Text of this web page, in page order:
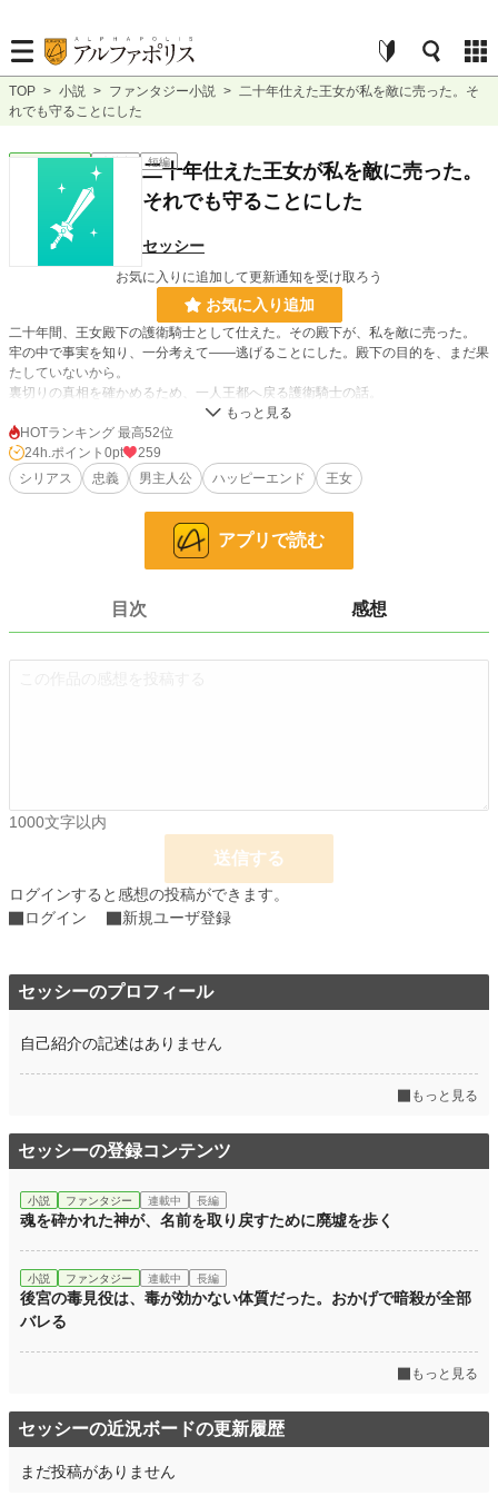
TOP > 小説 > ファンタジー小説 > 二十年仕えた王女が私を敵に売った。そ
れでも守ることにした
ファンタジー 連載中 短編
二十年仕えた王女が私を敵に売った。
それでも守ることにした
セッシー
お気に入りに追加して更新通知を受け取ろう
お気に入り追加
二十年間、王女殿下の護衛騎士として仕えた。その殿下が、私を敵に売った。
牢の中で事実を知り、一分考えて——逃げることにした。殿下の目的を、まだ果
たしていないから。
裏切りの真相を確かめるため、一人王都へ戻る護衛騎士の話。
小説 228,788 位 / 228,788 件
ファンタジー 53,313 位 / 53,313 件
51,917
更新日時 2026.03.31 21:45
累計ポイント 13,651 pt (84,768 位)
HOTランキング 最高52位
24h.ポイント 0pt
259
シリアス
忠義 男主人公 ハッピーエンド 王女
アプリで読む
目次 感想
1000文字以内
送信する
ログインすると感想の投稿ができます。
ログイン
新規ユーザ登録
セッシーのプロフィール
自己紹介の記述はありません
もっと見る
セッシーの登録コンテンツ
小説 ファンタジー 連載中 長編
魂を砕かれた神が、名前を取り戻すために廃墟を歩く
小説 ファンタジー 連載中 長編
後宮の毒見役は、毒が効かない体質だった。おかげで暗殺が全部
バレる
もっと見る
セッシーの近況ボードの更新履歴
まだ投稿がありません